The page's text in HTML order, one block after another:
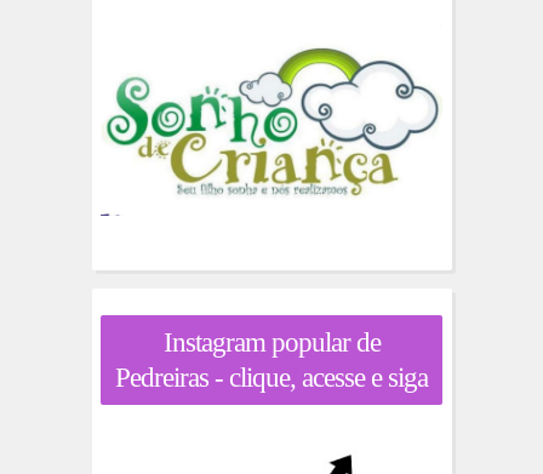
Instagram popular de
Pedreiras - clique, acesse e siga